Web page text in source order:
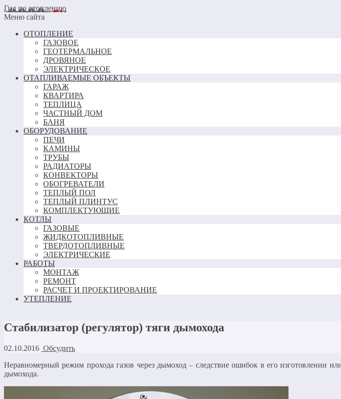
Гид по отоплению
Меню сайта
ОТОПЛЕНИЕ
ГАЗОВОЕ
ГЕОТЕРМАЛЬНОЕ
ДРОВЯНОЕ
ЭЛЕКТРИЧЕСКОЕ
ОТАПЛИВАЕМЫЕ ОБЪЕКТЫ
ГАРАЖ
КВАРТИРА
ТЕПЛИЦА
ЧАСТНЫЙ ДОМ
БАНЯ
ОБОРУДОВАНИЕ
ПЕЧИ
КАМИНЫ
ТРУБЫ
РАДИАТОРЫ
КОНВЕКТОРЫ
ОБОГРЕВАТЕЛИ
ТЕПЛЫЙ ПОЛ
ТЕПЛЫЙ ПЛИНТУС
КОМПЛЕКТУЮЩИЕ
КОТЛЫ
ГАЗОВЫЕ
ЖИДКОТОПЛИВНЫЕ
ТВЕРДОТОПЛИВНЫЕ
ЭЛЕКТРИЧЕСКИЕ
РАБОТЫ
МОНТАЖ
РЕМОНТ
РАСЧЕТ И ПРОЕКТИРОВАНИЕ
УТЕПЛЕНИЕ
Стабилизатор (регулятор) тяги дымохода
02.10.2016 Обсудить
Неравномерный режим прохода газов через дымоход – следствие ошибок в его изготовлении
дымохода.